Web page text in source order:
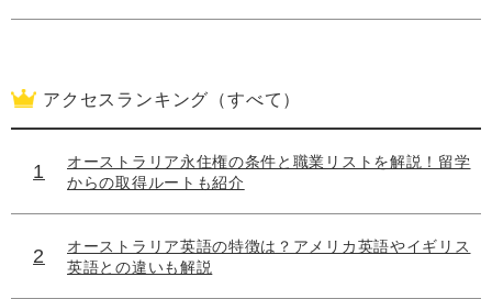
アクセスランキング（すべて）
オーストラリア永住権の条件と職業リストを解説！留学
からの取得ルートも紹介
オーストラリア英語の特徴は？アメリカ英語やイギリス
英語との違いも解説